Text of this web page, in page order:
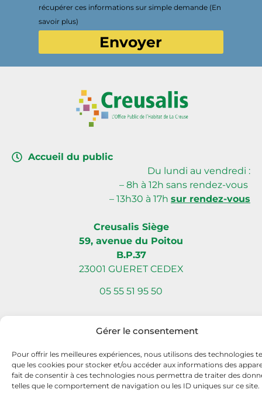
Gérer le consentement
Pour offrir les meilleures expériences, nous utilisons des technologies
que les cookies pour stocker et/ou accéder aux informations des
fait de consentir à ces technologies nous permettra de traiter des
telles que le comportement de navigation ou les ID uniques sur ce site.
récupérer ces informations sur simple demande (En
savoir plus)
Envoyer
Accueil du public
Du lundi au vendredi :
– 8h à 12h sans rendez-vous
– 13h30 à 17h sur rendez-vous
Creusalis Siège
59, avenue du Poitou
B.P.37
23001 GUERET CEDEX
05 55 51 95 50
à Nantes Sud (Vallet)